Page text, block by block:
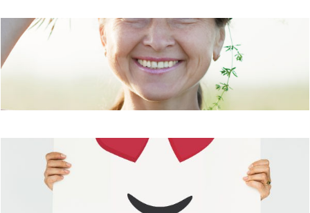
Peaux matures : une cure de jouvence
pour une peau ferme et sans tâches !
Peaux à imperfections : enfin des
ingrédients actifs pour prévenir l'acné